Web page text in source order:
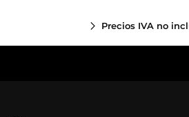
Precios IVA no